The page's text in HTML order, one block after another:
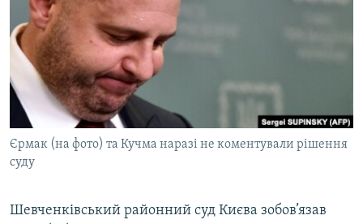
СПЕЦПРОЕКТИ
ДЕПОРТАЦІЯ
ВІДЕОУРОКИ «ELIFBE»
СВІДЧЕННЯ ОКУПАЦІЇ
УКРАЇНСЬКА ПРОБЛЕМА КРИМУ
ІНФОГРАФІКА
ЯК ОБІЙТИ БЛОКУВАННЯ
Русский
Qırımtatar
ДОЛУЧАЙСЯ!
Єрмак (на фото) та Кучма наразі не коментували рішення
суду
Шевченківський районний суд Києва зобов’язав